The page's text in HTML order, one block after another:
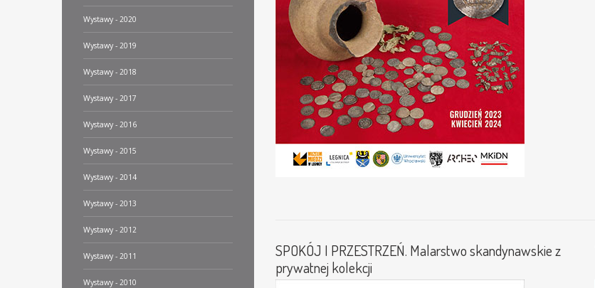
SPOKÓJ I PRZESTRZEŃ. Malarstwo skandynawskie z
prywatnej kolekcji
Wystawy - 2020
Wystawy - 2019
Wystawy - 2018
Wystawy - 2017
Wystawy - 2016
Wystawy - 2015
Wystawy - 2014
Wystawy - 2013
Wystawy - 2012
Wystawy - 2011
Wystawy - 2010